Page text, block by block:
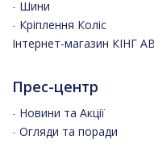
- Шини
- Кріплення Коліс
Інтернет-магазин КІНГ
Прес-центр
- Новини та Акції
- Огляди та поради